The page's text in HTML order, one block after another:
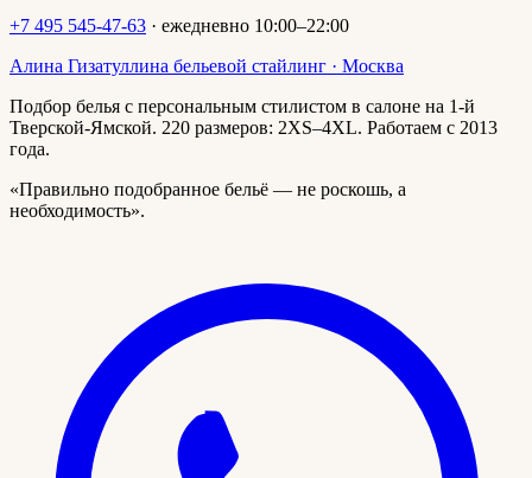
+7 495 545-47-63 · ежедневно 10:00–22:00
Алина Гизатуллина бельевой стайлинг · Москва
Подбор белья с персональным стилистом в салоне на 1-й
Тверской-Ямской. 220 размеров: 2XS–4XL. Работаем с 2013
года.
«Правильно подобранное бельё — не роскошь, а
необходимость».